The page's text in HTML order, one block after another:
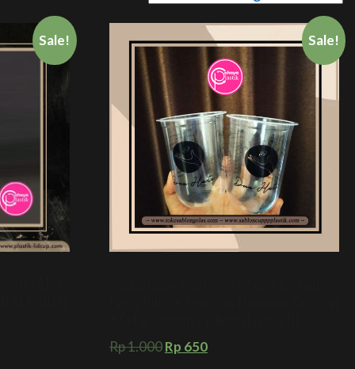
Sale! Sale!
Rp1.000Rp 650